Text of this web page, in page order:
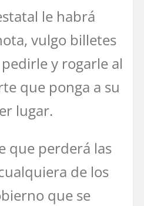
le habrá
vulgo billetes
y rogarle al
que ponga a su
lugar.
que perderá las
de los
que se